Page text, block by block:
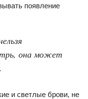
появление
она может
и светлые брови, не